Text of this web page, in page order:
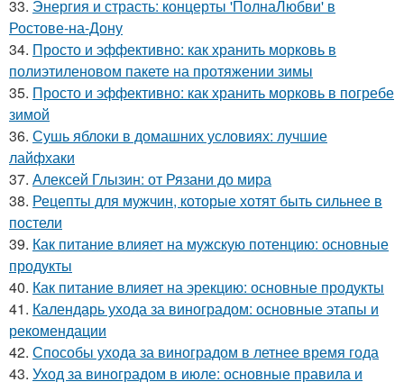
33. Энергия и страсть: концерты 'ПолнаЛюбви' в
Ростове-на-Дону
34. Просто и эффективно: как хранить морковь в
полиэтиленовом пакете на протяжении зимы
35. Просто и эффективно: как хранить морковь в погребе
зимой
36. Сушь яблоки в домашних условиях: лучшие
лайфхаки
37. Алексей Глызин: от Рязани до мира
38. Рецепты для мужчин, которые хотят быть сильнее в
постели
39. Как питание влияет на мужскую потенцию: основные
продукты
40. Как питание влияет на эрекцию: основные продукты
41. Календарь ухода за виноградом: основные этапы и
рекомендации
42. Способы ухода за виноградом в летнее время года
43. Уход за виноградом в июле: основные правила и